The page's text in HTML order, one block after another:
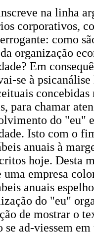
na linha
corporativos,
como
organização
Em
se à
para chamar
do "eu"
Isto com o
anuais à
hoje. Desta
uma empresa
anuais
do "eu"
de mostrar o
se ad-viessem